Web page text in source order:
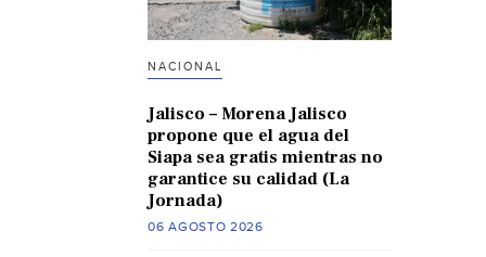
NACIONAL
Jalisco – Morena Jalisco
propone que el agua del
Siapa sea gratis mientras no
garantice su calidad (La
Jornada)
06 AGOSTO 2026